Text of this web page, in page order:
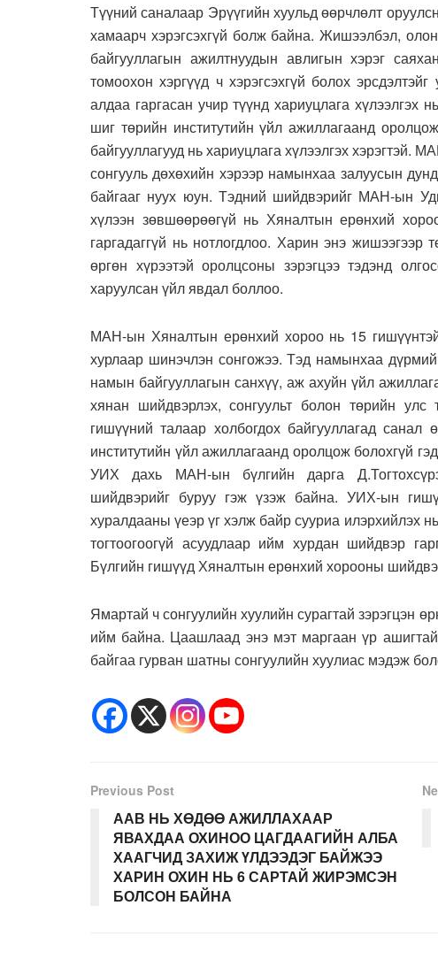
Түүний саналаар Эрүүгийн хуульд өөрчлөлт
хамаарч хэрэгсэхгүй болж байна. Жишээлбэл,
байгууллагын ажилтнуудын авлигын хэрэг
томоохон хэргүүд ч хэрэгсэхгүй болох
алдаа гаргасан учир түүнд хариуцлага
шиг төрийн институтийн үйл ажиллагаанд
байгууллагууд нь хариуцлага хүлээлгэх
сонгууль дөхөхийн хэрээр намынхаа залуусын
байгааг нуух юун. Тэдний шийдвэрийг МАН-ын
хүлээн зөвшөөрөөгүй нь Хяналтын ерөнхий
гаргадаггүй нь нотлогдлоо. Харин энэ
өргөн хүрээтэй оролцсоны зэрэгцээ тэдэнд
харуулсан үйл явдал боллоо.
МАН-ын Хяналтын ерөнхий хороо нь 15
хурлаар шинэчлэн сонгожээ. Тэд намынхаа
намын байгууллагын санхүү, аж ахуйн үйл
хянан шийдвэрлэх, сонгуульт болон төрийн улс
гишүүний талаар холбогдох байгууллагад санал
институтийн үйл ажиллагаанд оролцож болохгүй
УИХ дахь МАН-ын бүлгийн дарга
шийдвэрийг буруу гэж үзэж байна. УИХ-ын
хуралдааны үеэр үг хэлж байр сууриа илэрхийлэх
тогтоогоогүй асуудлаар ийм хурдан шийдвэр
Бүлгийн гишүүд Хяналтын ерөнхий хорооны
Ямартай ч сонгуулийн хуулийн сурагтай зэрэгцэн
ийм байна. Цаашлаад энэ мэт маргаан үр ашигтай
байгаа гурван шатны сонгуулийн хуулиас мэдэж
Previous Post
ААВ НЬ ХӨДӨӨ АЖИЛЛАХААР
ЯВАХДАА ОХИНОО ЦАГДААГИЙН АЛБА
ХААГЧИД ЗАХИЖ ҮЛДЭЭДЭГ БАЙЖЭЭ
ХАРИН ОХИН НЬ 6 САРТАЙ ЖИРЭМСЭН
БОЛСОН БАЙНА